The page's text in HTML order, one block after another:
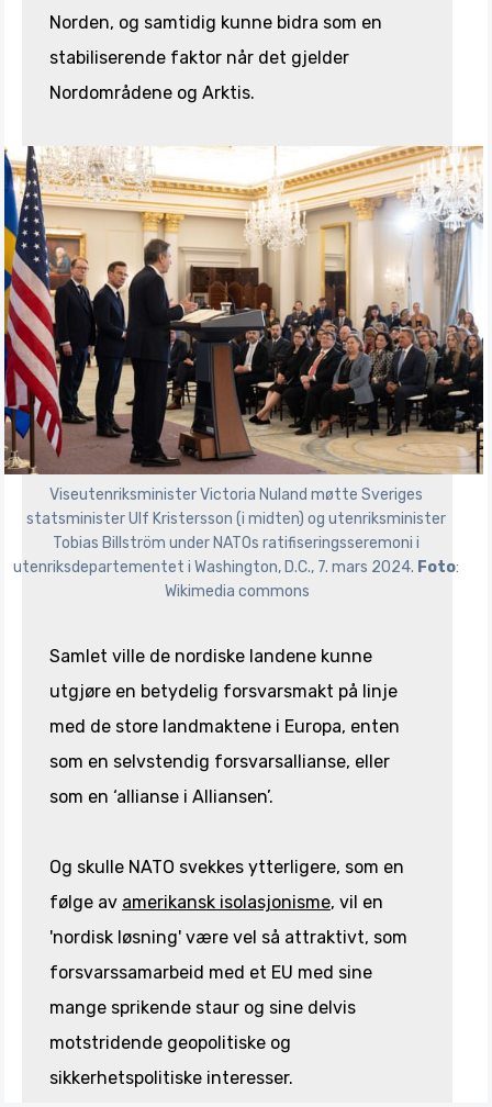
Norden, og samtidig kunne bidra som en
stabiliserende faktor når det gjelder
Nordområdene og Arktis.
Viseutenriksminister Victoria Nuland møtte Sveriges
statsminister Ulf Kristersson (i midten) og utenriksminister
Tobias Billström under NATOs ratifiseringsseremoni i
utenriksdepartementet i Washington, D.C., 7. mars 2024. Foto:
Wikimedia commons
Samlet ville de nordiske landene kunne
utgjøre en betydelig forsvarsmakt på linje
med de store landmaktene i Europa, enten
som en selvstendig forsvarsallianse, eller
som en ‘allianse i Alliansen’.
Og skulle NATO svekkes ytterligere, som en
følge av amerikansk isolasjonisme, vil en
'nordisk løsning' være vel så attraktivt, som
forsvarssamarbeid med et EU med sine
mange sprikende staur og sine delvis
motstridende geopolitiske og
sikkerhetspolitiske interesser.